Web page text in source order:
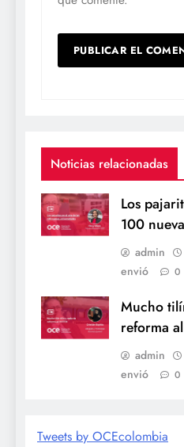
Noticias relacionadas
Los
100
admin
envió
0
Mucho
reforma
admin
envió
0
Tweets by OCEcolombia